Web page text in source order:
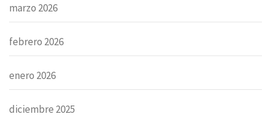
marzo 2026
febrero 2026
enero 2026
diciembre 2025